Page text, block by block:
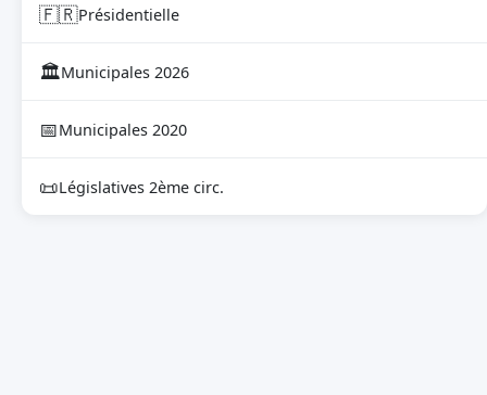
🇫🇷Présidentielle
🏛Municipales 2026
📅Municipales 2020
📜Législatives 2ème circ.